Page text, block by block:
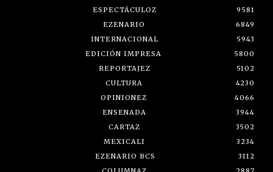
ESPECTÁCULOZ
9581
EZENARIO
6849
INTERNACIONAL
5943
EDICIÓN IMPRESA
5800
REPORTAJEZ
5102
CULTURA
4230
OPINIONEZ
4066
ENSENADA
3944
CARTAZ
3502
MEXICALI
3234
EZENARIO BCS
3112